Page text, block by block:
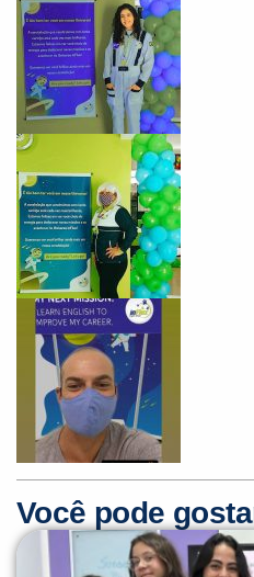
Você pode
Você é aluno inFlux?
Sim
VOLTAR